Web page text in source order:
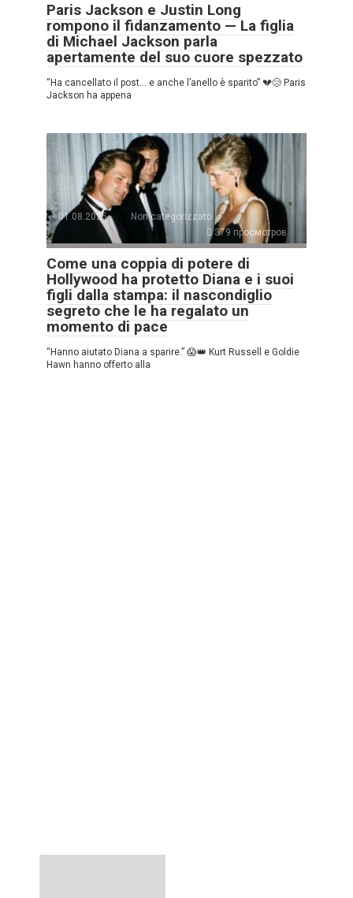
Paris Jackson e Justin Long
rompono il fidanzamento — La figlia
di Michael Jackson parla
apertamente del suo cuore spezzato
“Ha cancellato il post… e anche l’anello è sparito” 💔😢 Paris
Jackson ha appena
01.08.2025
Non categorizzato
379 просмотров
Come una coppia di potere di
Hollywood ha protetto Diana e i suoi
figli dalla stampa: il nascondiglio
segreto che le ha regalato un
momento di pace
“Hanno aiutato Diana a sparire.” 😱👑 Kurt Russell e Goldie
Hawn hanno offerto alla